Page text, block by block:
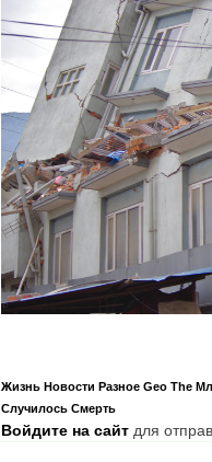
Жизнь Новости Разное Geo The
Случилось Смерть
Войдите на сайт для